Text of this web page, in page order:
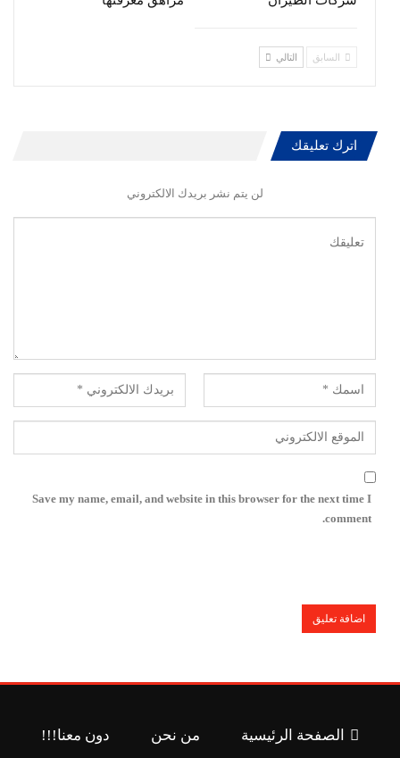
السابق التالي
اترك تعليقك
لن يتم نشر بريدك الالكتروني
Save my name, email, and website in this browser for the next time I
comment.
الصفحة الرئيسية من نحن دون معنا!!!